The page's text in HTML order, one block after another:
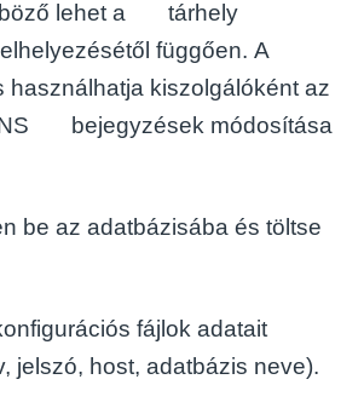
lehet a tárhely
függően. A
használhatja kiszolgálóként az
bejegyzések módosítása
be az adatbázisába és töltse
fájlok adatait
jelszó, host, adatbázis neve).